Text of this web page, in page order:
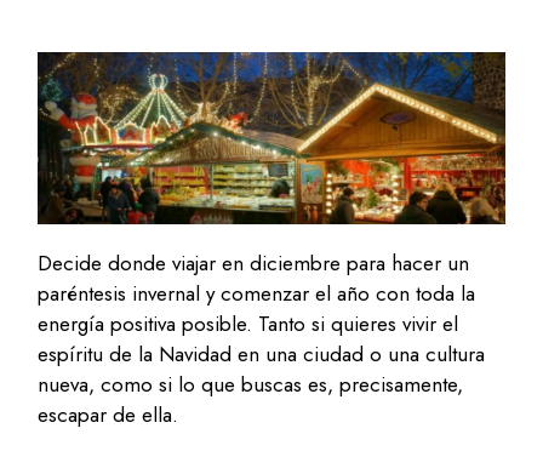
Decide donde viajar en diciembre para hacer un
paréntesis invernal y comenzar el año con toda la
energía positiva posible. Tanto si quieres vivir el
espíritu de la Navidad en una ciudad o una cultura
nueva, como si lo que buscas es, precisamente,
escapar de ella.